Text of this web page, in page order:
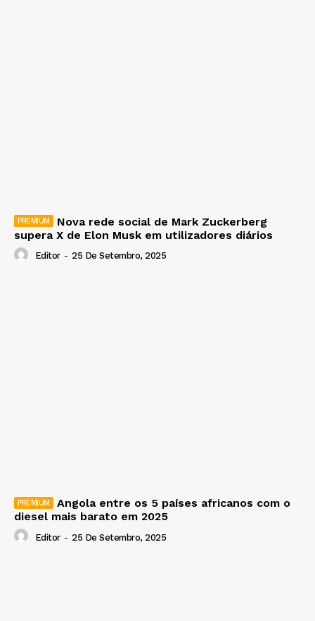
Nova rede social de Mark Zuckerberg
supera X de Elon Musk em utilizadores diários
Editor - 25 De Setembro, 2025
Angola entre os 5 países africanos com o
diesel mais barato em 2025
Editor - 25 De Setembro, 2025